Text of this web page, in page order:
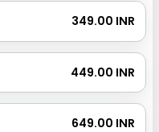
₹ 349.00 INR
₹ 449.00 INR
₹ 649.00 INR